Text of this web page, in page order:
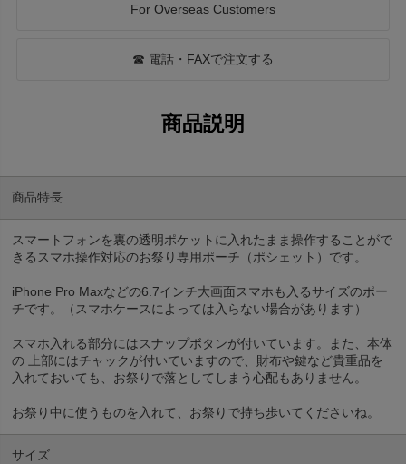
For Overseas Customers
☎ 電話・FAXで注文する
商品特長
スマートフォンを裏の透明ポケットに入れたまま操作することがで
きるスマホ操作対応のお祭り専用ポーチ（ポシェット）です。
iPhone Pro Maxなどの6.7インチ大画面スマホも入るサイズのポー
チです。（スマホケースによっては入らない場合があります）
スマホ入れる部分にはスナップボタンが付いています。また、本体
の 上部にはチャックが付いていますので、財布や鍵など貴重品を
入れておいても、お祭りで落としてしまう心配もありません。
お祭り中に使うものを入れて、お祭りで持ち歩いてくださいね。
サイズ